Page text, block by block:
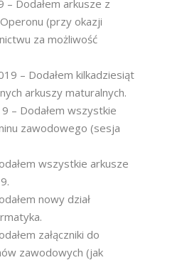
Dodałem arkusze z
(przy okazji
za możliwość
– Dodałem kilkadziesiąt
arkuszy maturalnych.
– Dodałem wszystkie
zawodowego (sesja
wszystkie arkusze
nowy dział
załączniki do
zawodowych (jak